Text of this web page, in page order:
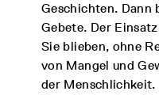
Geschichten. Dann
Gebete. Der
Sie blieben, ohne
von Mangel und
der